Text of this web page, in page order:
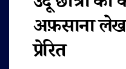
अफ़साना
प्रेरित